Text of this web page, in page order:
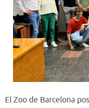
El Zoo de Barcelona